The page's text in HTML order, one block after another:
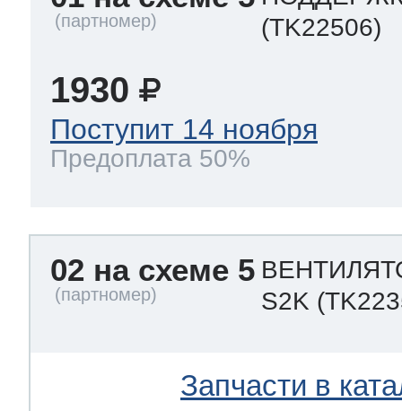
(TK22506)
1930
Поступит 14 ноября
Предоплата 50%
02 на схеме 5
S2K
Запчасти в